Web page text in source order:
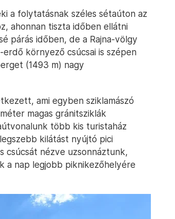
a folytatásnak széles sétaúton az
ahonnan tiszta időben ellátni
párás időben, de a Rajna-völgy
környező csúcsai is szépen
(1493 m) nagy
ami egyben sziklamászó
magas gránitsziklák
több kis turistaház
kilátást nyújtó pici
csúcsát nézve uzsonnáztunk,
a nap legjobb piknikezőhelyére